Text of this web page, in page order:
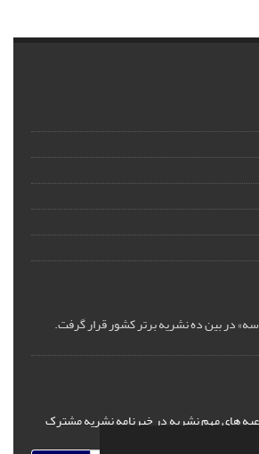
در بین ده نشریه برتر کشور قرار گرفت.
های مهم نشریه در خبرنامه نشریه مشترک